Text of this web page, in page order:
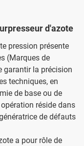
d'azote
pression présente
(Marques de
garantir la précision
techniques, en
de base ou de
réside dans
de défauts
a pour rôle de